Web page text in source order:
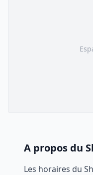
A propos du
Les horaires du